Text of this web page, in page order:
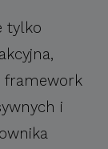
tylko
framework
i